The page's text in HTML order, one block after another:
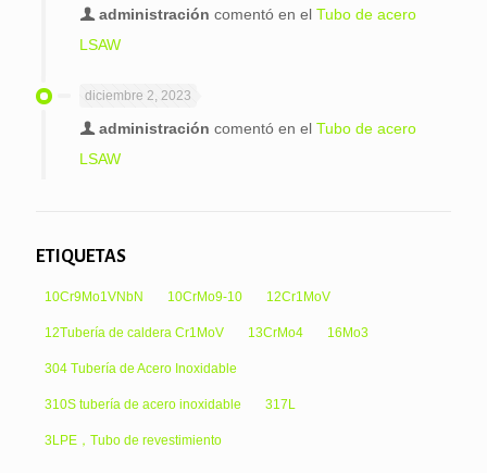
administración comentó en el Tubo de acero
LSAW
diciembre 2, 2023
administración comentó en el Tubo de acero
LSAW
ETIQUETAS
10Cr9Mo1VNbN 10CrMo9-10 12Cr1MoV
12Tubería de caldera Cr1MoV 13CrMo4 16Mo3
304 Tubería de Acero Inoxidable
310S tubería de acero inoxidable 317L
3LPE，Tubo de revestimiento